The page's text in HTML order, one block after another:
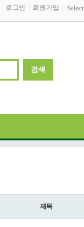
로그인 회원가입
제목